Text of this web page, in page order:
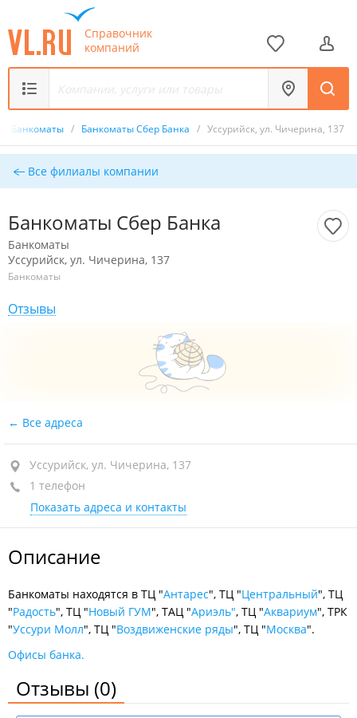
Справочник
компаний
Банкоматы / Банкоматы Сбер Банка / Уссурийск, ул. Чичерина, 137
Все филиалы компании
Банкоматы Сбер Банка
Банкоматы
Уссурийск, ул. Чичерина, 137
Банкоматы
Отзывы
Все адреса
Уссурийск, ул. Чичерина, 137
1 телефон
Показать адреса и контакты
Описание
Банкоматы находятся в ТЦ "Антарес", ТЦ "Центральный", ТЦ
"Радость", ТЦ "Новый ГУМ", ТАЦ "Ариэль", ТЦ "Аквариум", ТРК
"Уссури Молл", ТЦ "Воздвиженские ряды", ТЦ "Москва".
Офисы банка.
Отзывы (0)